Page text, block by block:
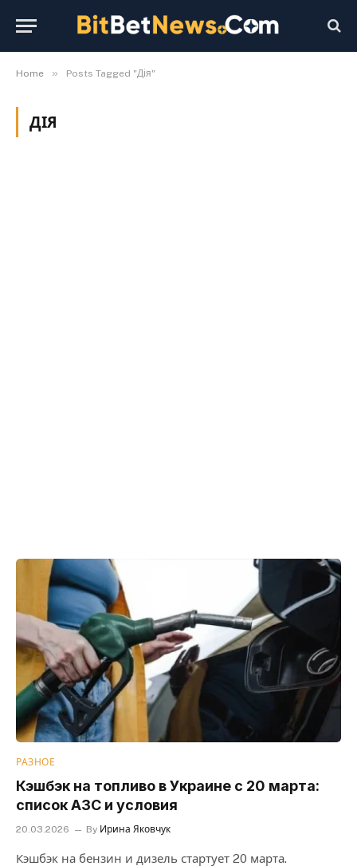
Home » Posts Tagged "Дія"
ДІЯ
РАЗНОЕ
Кэшбэк на топливо в Украине с 20 марта:
список АЗС и условия
20.03.2026 By Ирина Яковчук
Кэшбэк на бензин и дизель стартует 20 марта.